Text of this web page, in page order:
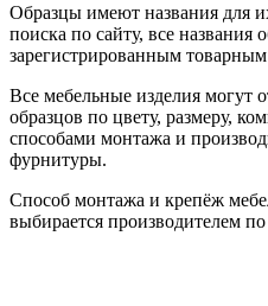
Образцы имеют названия для
поиска по сайту, все названия
зарегистрированным
Все мебельные изделия могут
образцов по цвету, размеру,
способами монтажа и
фурнитуры.
Способ монтажа и крепёж
выбирается производителем